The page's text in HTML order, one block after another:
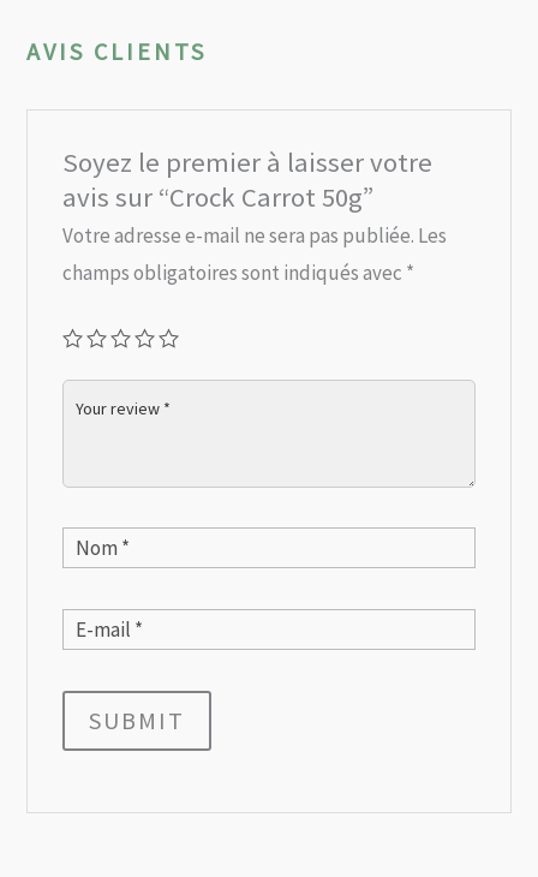
AVIS CLIENTS
Soyez le premier à laisser votre
avis sur “Crock Carrot 50g”
Votre adresse e-mail ne sera pas publiée. Les
champs obligatoires sont indiqués avec *
SUBMIT